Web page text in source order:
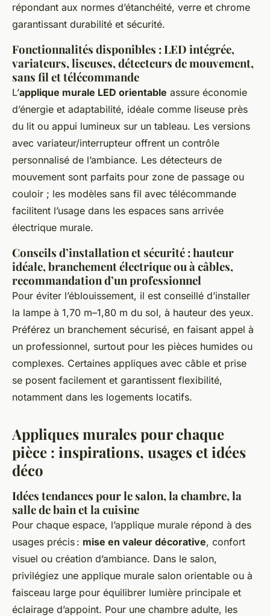
répondant aux normes d’étanchéité, verre et chrome
garantissant durabilité et sécurité.
Fonctionnalités disponibles : LED intégrée,
variateurs, liseuses, détecteurs de mouvement,
sans fil et télécommande
L’applique murale LED orientable assure économie
d’énergie et adaptabilité, idéale comme liseuse près
du lit ou appui lumineux sur un tableau. Les versions
avec variateur/interrupteur offrent un contrôle
personnalisé de l’ambiance. Les détecteurs de
mouvement sont parfaits pour zone de passage ou
couloir ; les modèles sans fil avec télécommande
facilitent l’usage dans les espaces sans arrivée
électrique murale.
Conseils d’installation et sécurité : hauteur
idéale, branchement électrique ou à câbles,
recommandation d’un professionnel
Pour éviter l’éblouissement, il est conseillé d’installer
la lampe à 1,70 m–1,80 m du sol, à hauteur des yeux.
Préférez un branchement sécurisé, en faisant appel à
un professionnel, surtout pour les pièces humides ou
complexes. Certaines appliques avec câble et prise
se posent facilement et garantissent flexibilité,
notamment dans les logements locatifs.
Appliques murales pour chaque
pièce : inspirations, usages et idées
déco
Idées tendances pour le salon, la chambre, la
salle de bain et la cuisine
Pour chaque espace, l’applique murale répond à des
usages précis : mise en valeur décorative, confort
visuel ou création d’ambiance. Dans le salon,
privilégiez une applique murale salon orientable ou à
faisceau large pour équilibrer lumière principale et
éclairage d’appoint. Pour une chambre adulte, les